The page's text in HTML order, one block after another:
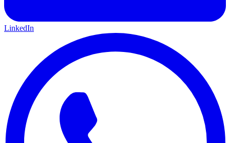
LinkedIn